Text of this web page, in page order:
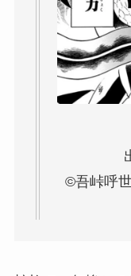
©吾峠呼